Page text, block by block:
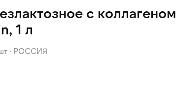
с коллагеном
1 л
· РОССИЯ